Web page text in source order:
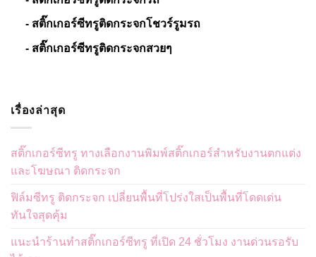
- สติ๊กเกอร์ซีทรูติดกระจกโชวร์รูมรถ
- สติ๊กเกอร์ซีทรูติดกระจกสวยๆ
เรื่องล่าสุด
สติ๊กเกอร์ซีทรู ทางเลือกงานพิมพ์สติ๊กเกอร์สำหรับงานตกแต่ง
และโฆษณา ติดกระจก
ฟิล์มซีทรู ติดกระจก เปลี่ยนพื้นที่โปร่งใสเป็นพื้นที่โดดเด่น
ทันใจสุดคุ้ม
แนะนำร้านทำสติ๊กเกอร์ซีทรู ที่เปิด 24 ชั่วโมง งานด่วนรอรับ